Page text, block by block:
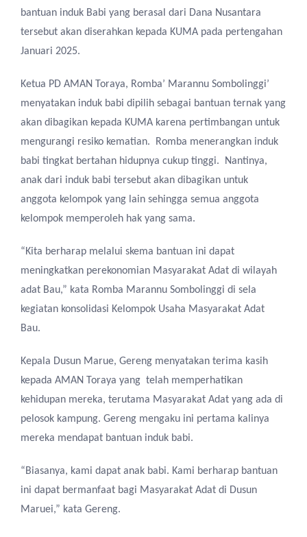
bantuan induk Babi yang berasal dari Dana Nusantara
tersebut akan diserahkan kepada KUMA pada pertengahan
Januari 2025.
Ketua PD AMAN Toraya, Romba’ Marannu Sombolinggi’
menyatakan induk babi dipilih sebagai bantuan ternak yang
akan dibagikan kepada KUMA karena pertimbangan untuk
mengurangi resiko kematian. Romba menerangkan induk
babi tingkat bertahan hidupnya cukup tinggi. Nantinya,
anak dari induk babi tersebut akan dibagikan untuk
anggota kelompok yang lain sehingga semua anggota
kelompok memperoleh hak yang sama.
“Kita berharap melalui skema bantuan ini dapat
meningkatkan perekonomian Masyarakat Adat di wilayah
adat Bau,” kata Romba Marannu Sombolinggi di sela
kegiatan konsolidasi Kelompok Usaha Masyarakat Adat
Bau.
Kepala Dusun Marue, Gereng menyatakan terima kasih
kepada AMAN Toraya yang telah memperhatikan
kehidupan mereka, terutama Masyarakat Adat yang ada di
pelosok kampung. Gereng mengaku ini pertama kalinya
mereka mendapat bantuan induk babi.
“Biasanya, kami dapat anak babi. Kami berharap bantuan
ini dapat bermanfaat bagi Masyarakat Adat di Dusun
Maruei,” kata Gereng.